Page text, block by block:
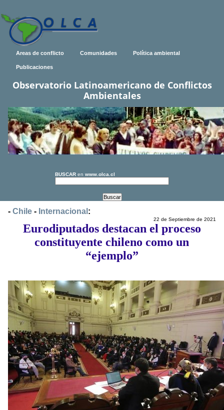
Areas de conflicto Comunidades Política ambiental
Publicaciones
Observatorio Latinoamericano de Conflictos
Ambientales
BUSCAR en www.olca.cl
- Chile - Internacional :
22 de Septiembre de 2021
Eurodiputados destacan el proceso
constituyente chileno como un
“ejemplo”